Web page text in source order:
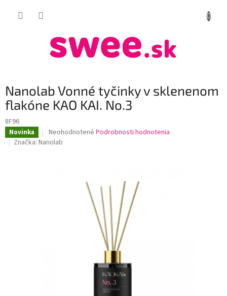
Nanolab Vonné tyčinky v sklenenom
flakóne KAO KAI. No.3
8F96
Novinka
Priemerné
hodnotenie
Neohodnotené Podrobnosti hodnotenia
Značka: Nanolab